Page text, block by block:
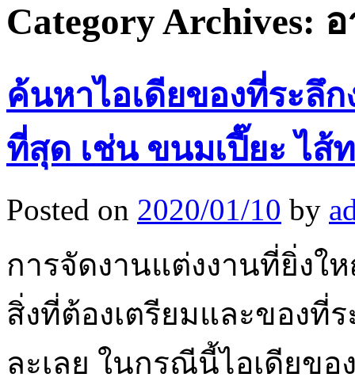
Category Archives:
ค้นหาไอเดียของที่ระลึ
ที่สุด เช่น ขนมเปี๊ยะ ไส้
Posted on 2020/01/10 by
การจัดงานแต่งงานที่ยิ่งใ
สิ่งที่ต้องเตรียมและของ
ละเลย ในกรณีนี้ไอเดียข